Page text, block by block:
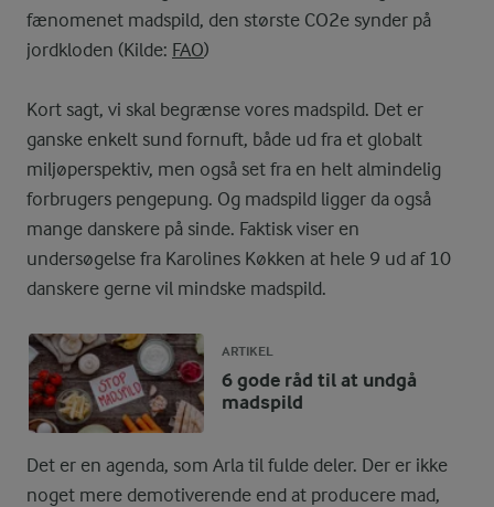
fænomenet madspild, den største CO2e synder på
jordkloden (Kilde: FAO)
Kort sagt, vi skal begrænse vores madspild. Det er
ganske enkelt sund fornuft, både ud fra et globalt
miljøperspektiv, men også set fra en helt almindelig
forbrugers pengepung. Og madspild ligger da også
mange danskere på sinde. Faktisk viser en
undersøgelse fra Karolines Køkken at hele 9 ud af 10
danskere gerne vil mindske madspild.
ARTIKEL
6 gode råd til at undgå
madspild
Det er en agenda, som Arla til fulde deler. Der er ikke
noget mere demotiverende end at producere mad,